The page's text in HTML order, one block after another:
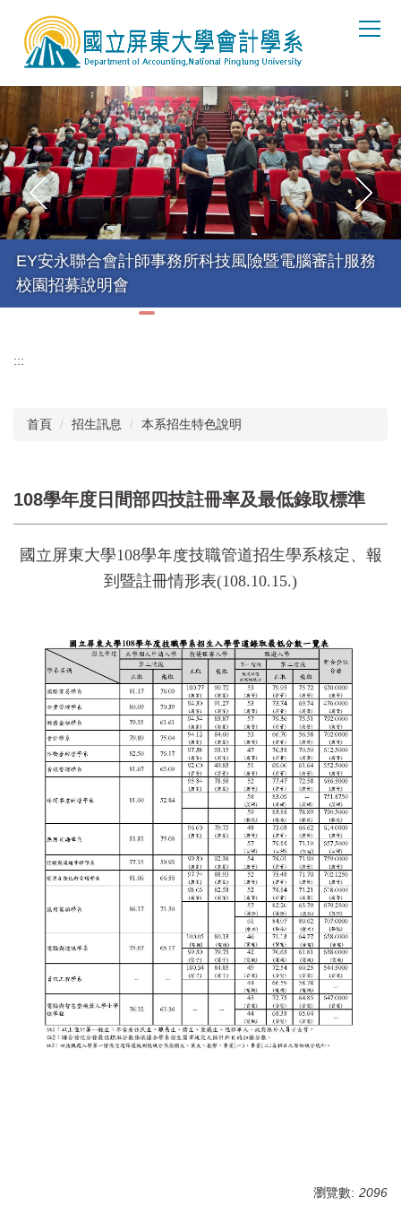
內
容
EY安永聯合會計師事務所科技風險暨電腦審計服務
校園招募說明會
:::
首頁 招生訊息 本系招生特色說明
108學年度日間部四技註冊率及最低錄取標準
國立屏東大學108學年度技職管道招生學系核定、報
到暨註冊情形表(108.10.15.)
瀏覽數: 2096